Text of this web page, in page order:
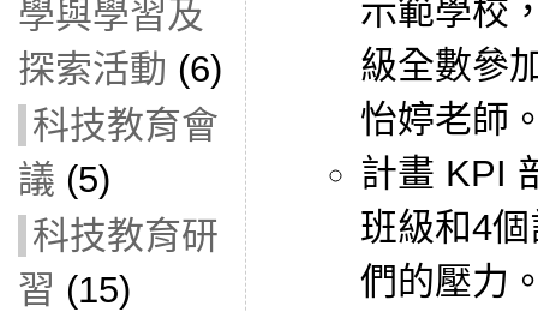
學與學習及
探索活動 (6)
科技教育會
議 (5)
科技教育研
習 (15)
示範學校
級全數參
怡婷老師
計畫 KPI
班級和4
們的壓力